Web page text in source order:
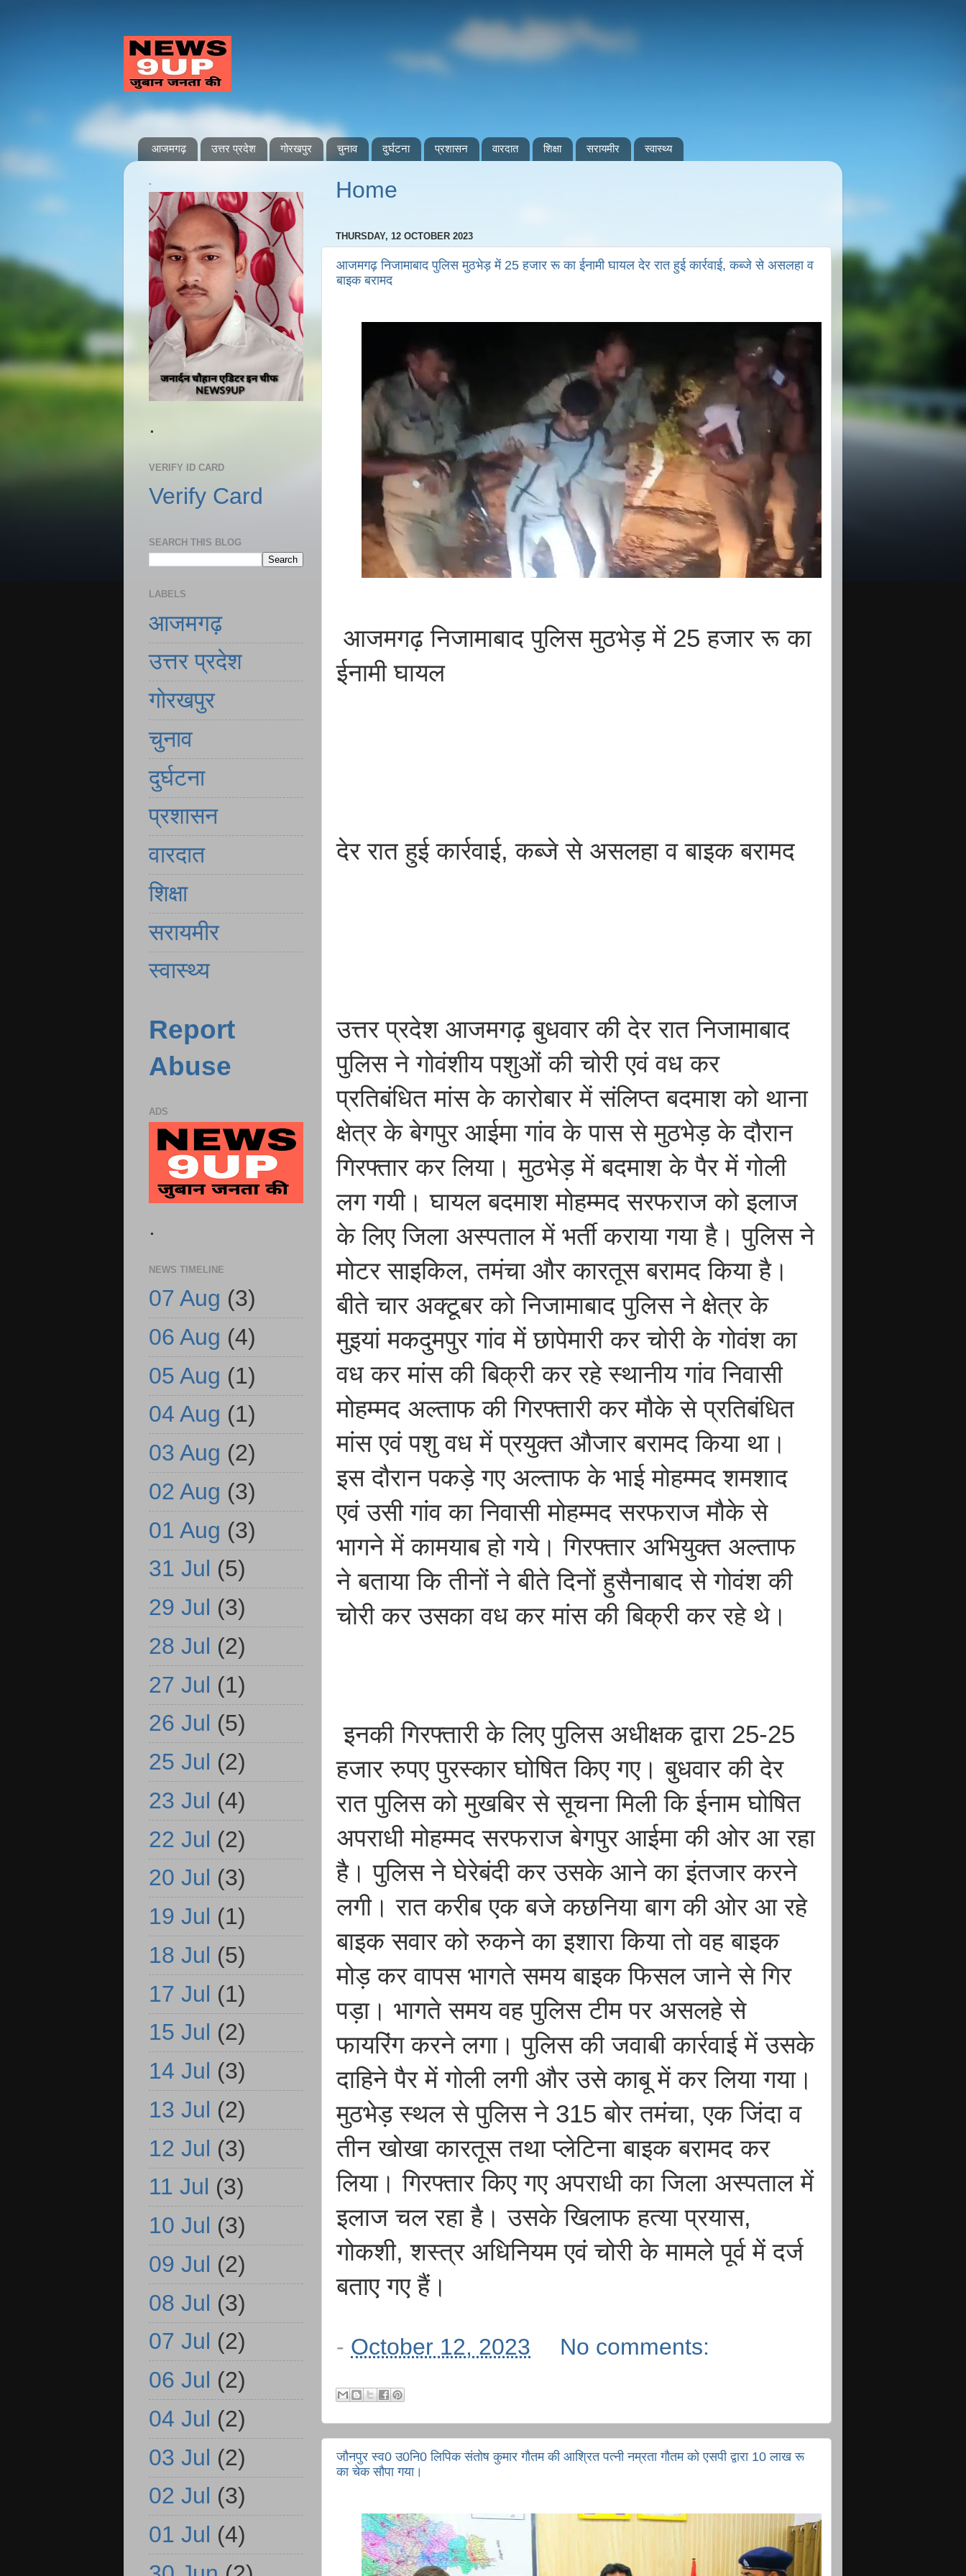
आजमगढ़ उत्तर प्रदेश गोरखपुर चुनाव दुर्घटना प्रशासन वारदात शिक्षा सरायमीर स्वास्थ्य
Home
THURSDAY, 12 OCTOBER 2023
आजमगढ़ निजामाबाद पुलिस मुठभेड़ में 25 हजार रू का ईनामी घायल देर रात हुई कार्रवाई, कब्जे से असलहा व
बाइक बरामद
आजमगढ़ निजामाबाद पुलिस मुठभेड़ में 25 हजार रू का
ईनामी घायल
देर रात हुई कार्रवाई, कब्जे से असलहा व बाइक बरामद
उत्तर प्रदेश आजमगढ़ बुधवार की देर रात निजामाबाद
पुलिस ने गोवंशीय पशुओं की चोरी एवं वध कर
प्रतिबंधित मांस के कारोबार में संलिप्त बदमाश को थाना
क्षेत्र के बेगपुर आईमा गांव के पास से मुठभेड़ के दौरान
गिरफ्तार कर लिया। मुठभेड़ में बदमाश के पैर में गोली
लग गयी। घायल बदमाश मोहम्मद सरफराज को इलाज
के लिए जिला अस्पताल में भर्ती कराया गया है। पुलिस ने
मोटर साइकिल, तमंचा और कारतूस बरामद किया है।
बीते चार अक्टूबर को निजामाबाद पुलिस ने क्षेत्र के
मुइयां मकदुमपुर गांव में छापेमारी कर चोरी के गोवंश का
वध कर मांस की बिक्री कर रहे स्थानीय गांव निवासी
मोहम्मद अल्ताफ की गिरफ्तारी कर मौके से प्रतिबंधित
मांस एवं पशु वध में प्रयुक्त औजार बरामद किया था।
इस दौरान पकड़े गए अल्ताफ के भाई मोहम्मद शमशाद
एवं उसी गांव का निवासी मोहम्मद सरफराज मौके से
भागने में कामयाब हो गये। गिरफ्तार अभियुक्त अल्ताफ
ने बताया कि तीनों ने बीते दिनों हुसैनाबाद से गोवंश की
चोरी कर उसका वध कर मांस की बिक्री कर रहे थे।
इनकी गिरफ्तारी के लिए पुलिस अधीक्षक द्वारा 25-25
हजार रुपए पुरस्कार घोषित किए गए। बुधवार की देर
रात पुलिस को मुखबिर से सूचना मिली कि ईनाम घोषित
अपराधी मोहम्मद सरफराज बेगपुर आईमा की ओर आ रहा
है। पुलिस ने घेरेबंदी कर उसके आने का इंतजार करने
लगी। रात करीब एक बजे कछनिया बाग की ओर आ रहे
बाइक सवार को रुकने का इशारा किया तो वह बाइक
मोड़ कर वापस भागते समय बाइक फिसल जाने से गिर
पड़ा। भागते समय वह पुलिस टीम पर असलहे से
फायरिंग करने लगा। पुलिस की जवाबी कार्रवाई में उसके
दाहिने पैर में गोली लगी और उसे काबू में कर लिया गया।
मुठभेड़ स्थल से पुलिस ने 315 बोर तमंचा, एक जिंदा व
तीन खोखा कारतूस तथा प्लेटिना बाइक बरामद कर
लिया। गिरफ्तार किए गए अपराधी का जिला अस्पताल में
इलाज चल रहा है। उसके खिलाफ हत्या प्रयास,
गोकशी, शस्त्र अधिनियम एवं चोरी के मामले पूर्व में दर्ज
बताए गए हैं।
- October 12, 2023 No comments:
जौनपुर स्व0 उ0नि0 लिपिक संतोष कुमार गौतम की आश्रित पत्नी नम्रता गौतम को एसपी द्वारा 10 लाख रू
का चेक सौपा गया।
.
.
VERIFY ID CARD
Verify Card
SEARCH THIS BLOG
LABELS
आजमगढ़
उत्तर प्रदेश
गोरखपुर
चुनाव
दुर्घटना
प्रशासन
वारदात
शिक्षा
सरायमीर
स्वास्थ्य
Report
Abuse
ADS
.
NEWS TIMELINE
07 Aug (3)
06 Aug (4)
05 Aug (1)
04 Aug (1)
03 Aug (2)
02 Aug (3)
01 Aug (3)
31 Jul (5)
29 Jul (3)
28 Jul (2)
27 Jul (1)
26 Jul (5)
25 Jul (2)
23 Jul (4)
22 Jul (2)
20 Jul (3)
19 Jul (1)
18 Jul (5)
17 Jul (1)
15 Jul (2)
14 Jul (3)
13 Jul (2)
12 Jul (3)
11 Jul (3)
10 Jul (3)
09 Jul (2)
08 Jul (3)
07 Jul (2)
06 Jul (2)
04 Jul (2)
03 Jul (2)
02 Jul (3)
01 Jul (4)